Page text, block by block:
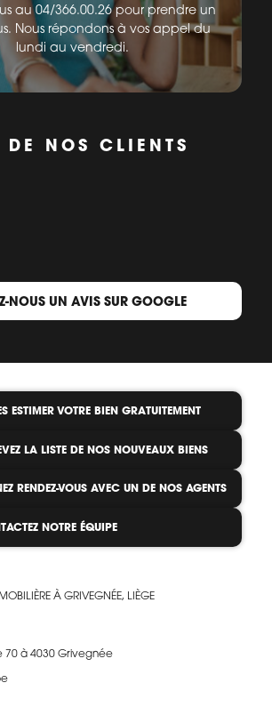
au 04/366.00.26 pour prendre un
Nous répondons à vos appel du
lundi au vendredi.
DE NOS CLIENTS
NOUS UN AVIS SUR GOOGLE
ESTIMER VOTRE BIEN GRATUITEMENT
LA LISTE DE NOS NOUVEAUX BIENS
RENDEZ-VOUS AVEC UN DE NOS AGENTS
NOTRE ÉQUIPE
À GRIVEGNÉE, LIÈGE
70 à 4030 Grivegnée